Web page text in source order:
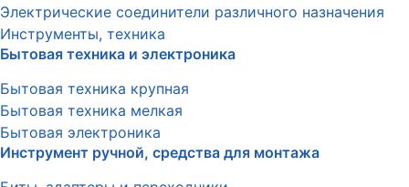
Электрические соединители различного назначения
Инструменты, техника
Бытовая техника и электроника
Бытовая техника крупная
Бытовая техника мелкая
Бытовая электроника
Инструмент ручной, средства для монтажа